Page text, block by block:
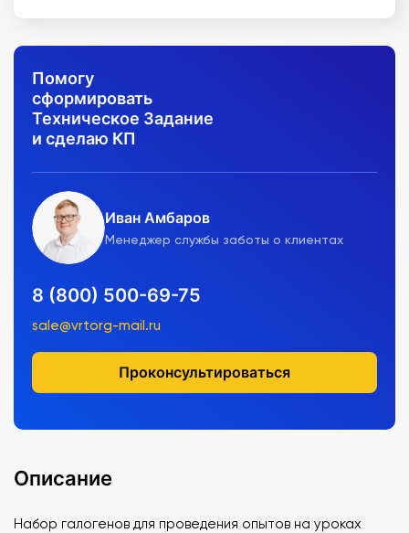
Помогу
сформировать
Техническое Задание
и сделаю КП
Иван Амбаров
Менеджер службы заботы о клиентах
8 (800) 500-69-75
sale@vrtorg-mail.ru
Проконсультироваться
Описание
Набор галогенов для проведения опытов на уроках